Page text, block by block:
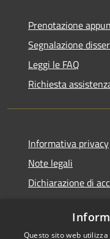
Prenotazione
Segnalazione
Leggi le FAQ
Richiesta
Informativa privacy
Note legali
Dichiarazione di
Questo sito web